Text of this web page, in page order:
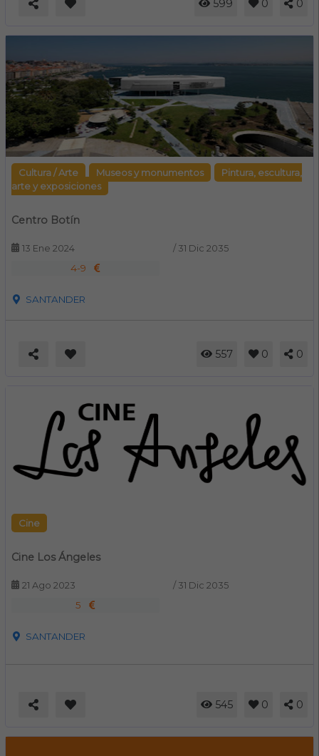
599 0 0
Cultura / Arte Museos y monumentos
Pintura, escultura,
arte y exposiciones
Centro Botín
13 Ene 2024 / 31 Dic 2035
4-9
SANTANDER
557 0 0
Cine
Cine Los Ángeles
21 Ago 2023 / 31 Dic 2035
5
SANTANDER
545 0 0